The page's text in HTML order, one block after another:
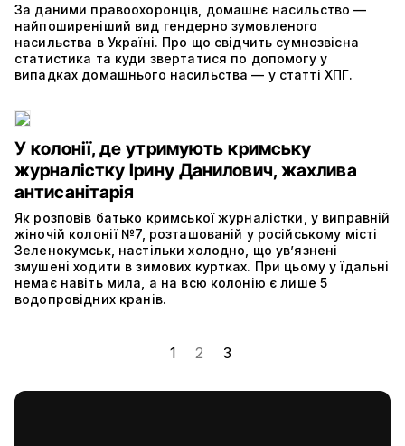
За даними правоохоронців, домашнє насильство —
найпоширеніший вид гендерно зумовленого
насильства в Україні. Про що свідчить сумнозвісна
статистика та куди звертатися по допомогу у
випадках домашнього насильства — у статті ХПГ.
У колонії, де утримують кримську
журналістку Ірину Данилович, жахлива
антисанітарія
Як розповів батько кримської журналістки, у виправній
жіночій колонії №7, розташованій у російському місті
Зеленокумськ, настільки холодно, що ув’язнені
змушені ходити в зимових куртках. При цьому у їдальні
немає навіть мила, а на всю колонію є лише 5
водопровідних кранів.
1 2 3